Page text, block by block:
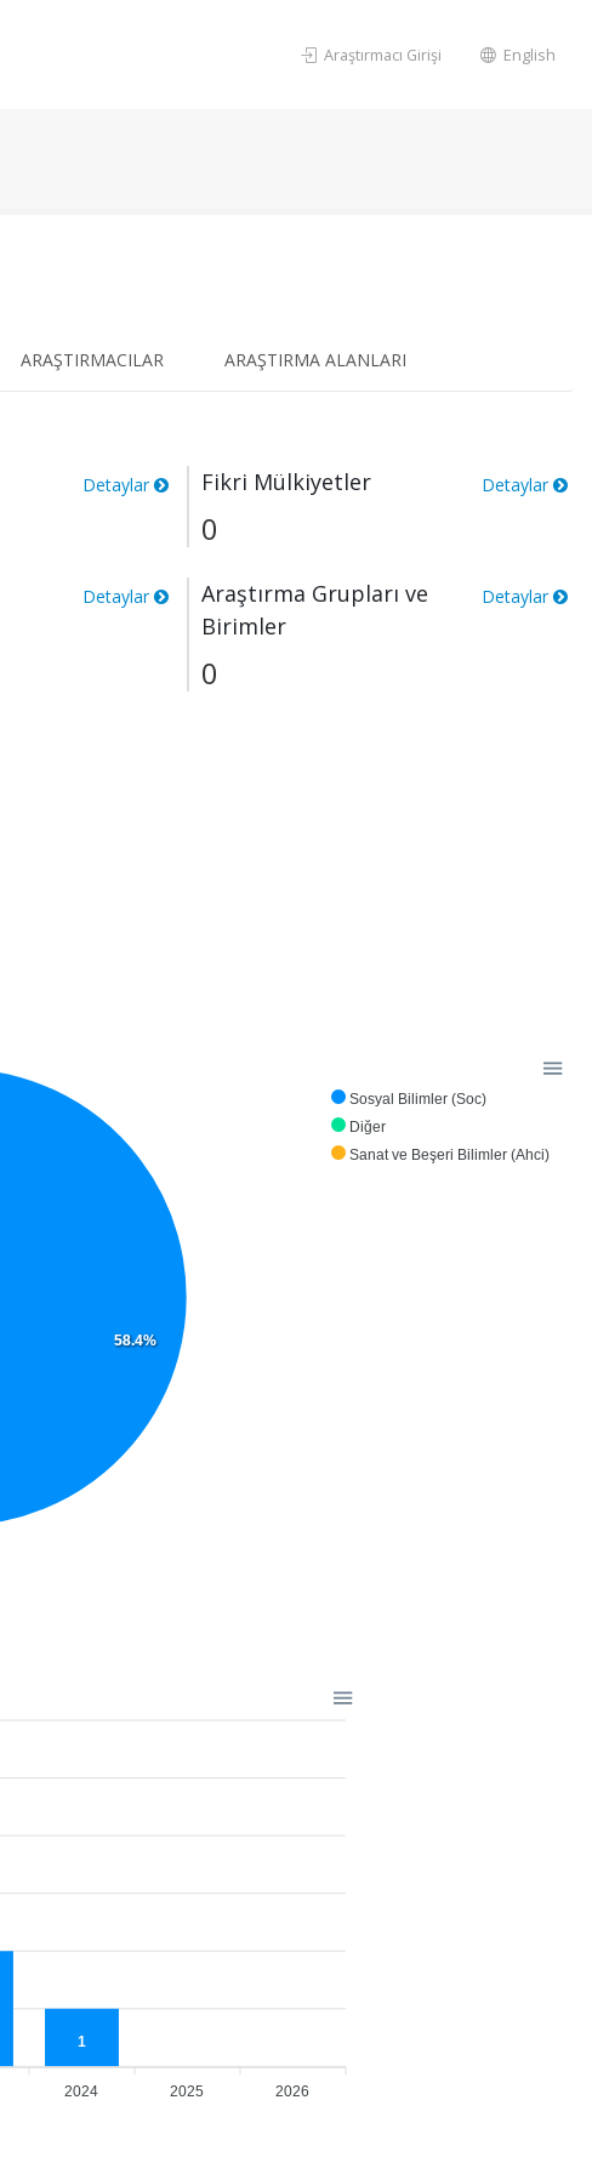
Araştırmacı Girişi English
ARAŞTIRMACILAR ARAŞTIRMA ALANLARI
Detaylar Fikri Mülkiyetler Detaylar
0
Detaylar
Araştırma Grupları ve
Birimler
Detaylar
0
Sosyal Bilimler (Soc)
Diğer
Sanat ve Beşeri Bilimler (Ahci)
58.4%
2024 2025 2026
1